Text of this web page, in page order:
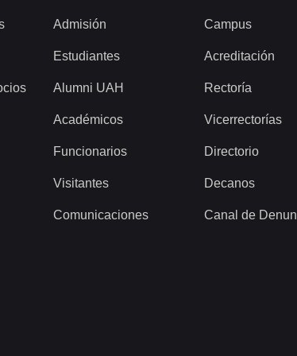
Admisión
Estudiantes
Alumni UAH
Académicos
Funcionarios
Visitantes
Comunicaciones
Campus
Acreditación
Rectoría
Vicerrectorías
Directorio
Decanos
Canal de